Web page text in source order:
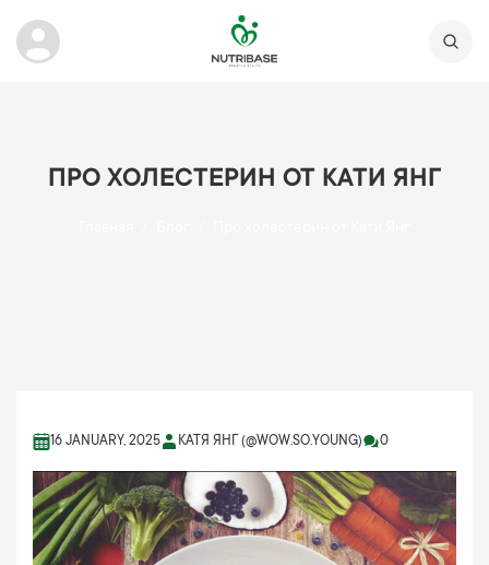
ПРО ХОЛЕСТЕРИН ОТ КАТИ ЯНГ
16 JANUARY, 2025 КАТЯ ЯНГ (@WOW.SO.YOUNG) 0